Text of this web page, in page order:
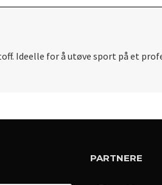
Ideelle for å utøve sport på et
PARTNERE